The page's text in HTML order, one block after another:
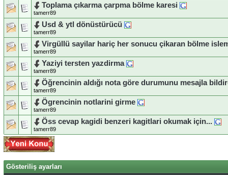
Toplama çıkarma çarpma bölme karesi
tamerr89
Usd & ytl dönüstürücü
tamerr89
Virgüllü sayilar hariç her sonucu çikaran bölme
tamerr89
Yaziyi tersten yazdirma
tamerr89
Öğrencinin aldığı nota göre durumunu mesajla
tamerr89
Ögrencinin notlarini girme
tamerr89
Öss cevap kagidi benzeri kagitlari okumak için...
tamerr89
Gösteriliş ayarları